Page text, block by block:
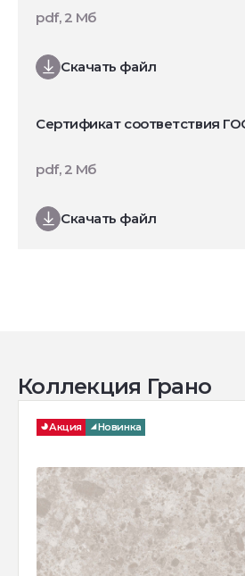
Скачать файл
pdf, 2 Мб
Сертификат соответствия
Скачать файл
pdf, 2 Мб
Коллекция Грано
Акция Новинка